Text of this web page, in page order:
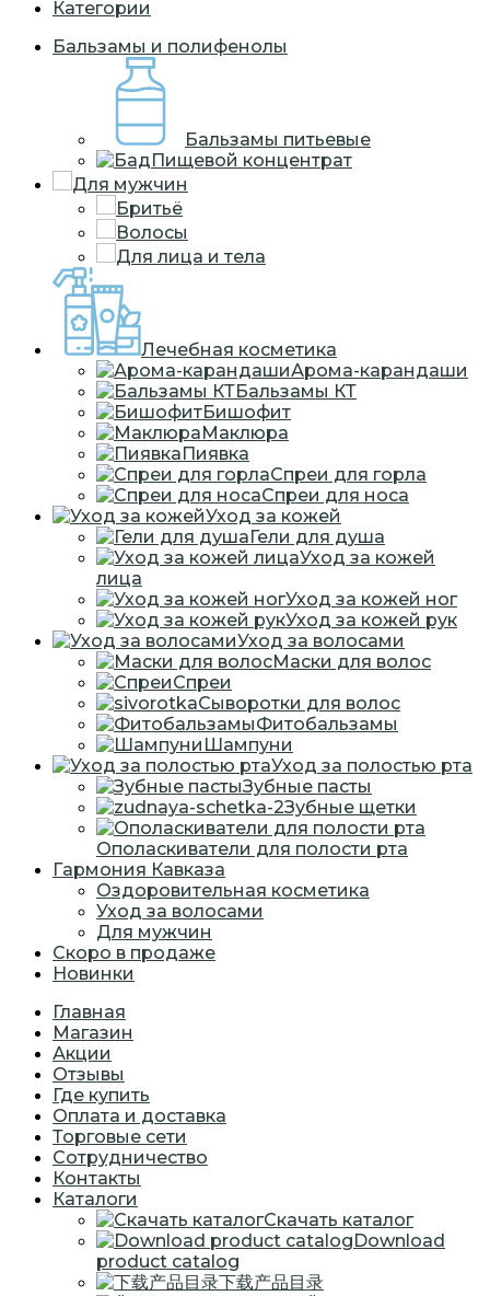
Категории
Бальзамы и полифенолы
Бальзамы питьевые
Пищевой концентрат
Для мужчин
Бритьё
Волосы
Для лица и тела
Лечебная косметика
Арома-карандаши
Бальзамы КТ
Бишофит
Маклюра
Пиявка
Спреи для горла
Спреи для носа
Уход за кожей
Гели для душа
Уход за кожей
лица
Уход за кожей ног
Уход за кожей рук
Уход за волосами
Маски для волос
Спреи
Сыворотки для волос
Фитобальзамы
Шампуни
Уход за полостью рта
Зубные пасты
Зубные щетки
Ополаскиватели для полости рта
Гармония Кавказа
Оздоровительная косметика
Уход за волосами
Для мужчин
Скоро в продаже
Новинки
Главная
Магазин
Акции
Отзывы
Где купить
Оплата и доставка
Торговые сети
Сотрудничество
Контакты
Каталоги
Скачать каталог
Download
product catalog
下载产品目录